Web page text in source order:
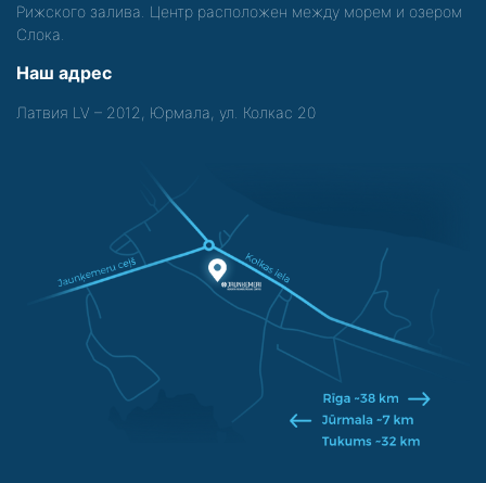
Рижского залива. Центр расположен между морем и озером
Слока.
Наш адрес
Латвия LV – 2012, Юрмала, ул. Колкас 20